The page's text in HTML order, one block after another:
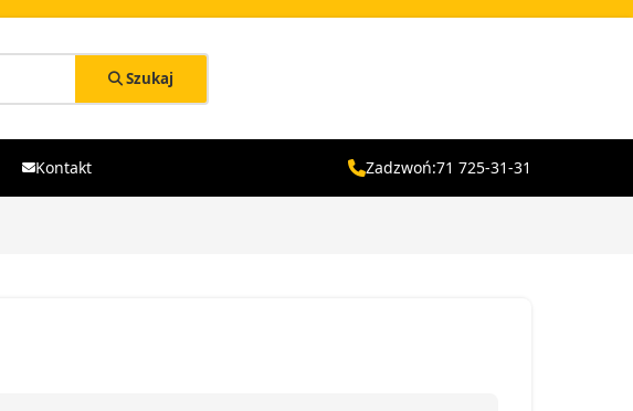
Szukaj
Kontakt Zadzwoń:71 725-31-31